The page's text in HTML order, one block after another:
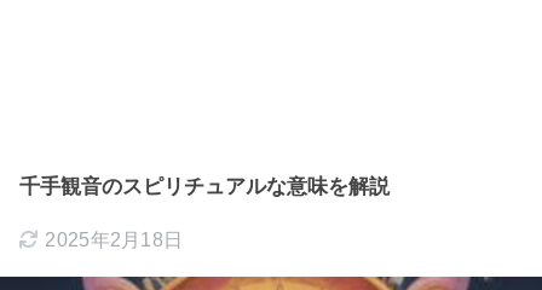
千手観音のスピリチュアルな意味を解説
2025年2月18日